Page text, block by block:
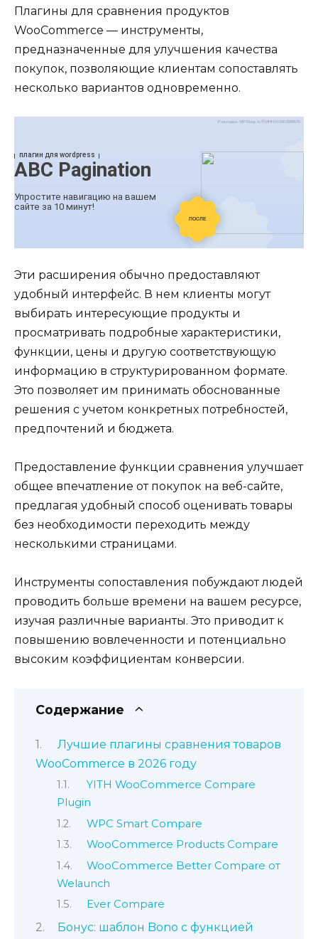
Плагины для сравнения продуктов
WooCommerce — инструменты,
предназначенные для улучшения качества
покупок, позволяющие клиентам сопоставлять
несколько вариантов одновременно.
Эти расширения обычно предоставляют
удобный интерфейс. В нем клиенты могут
выбирать интересующие продукты и
просматривать подробные характеристики,
функции, цены и другую соответствующую
информацию в структурированном формате.
Это позволяет им принимать обоснованные
решения с учетом конкретных потребностей,
предпочтений и бюджета.
Предоставление функции сравнения улучшает
общее впечатление от покупок на веб-сайте,
предлагая удобный способ оценивать товары
без необходимости переходить между
несколькими страницами.
Инструменты сопоставления побуждают людей
проводить больше времени на вашем ресурсе,
изучая различные варианты. Это приводит к
повышению вовлеченности и потенциально
высоким коэффициентам конверсии.
Содержание
Лучшие плагины сравнения товаров
WooCommerce в 2026 году
YITH WooCommerce Compare
Plugin
WPC Smart Compare
WooCommerce Products Compare
WooCommerce Better Compare от
Welaunch
Ever Compare
Бонус: шаблон Bono с функцией